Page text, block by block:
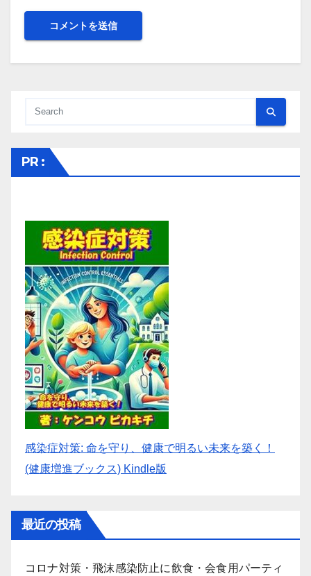
PR :
感染症対策: 命を守り、健康で明るい未来を築く！
(健康増進ブックス) Kindle版
最近の投稿
コロナ対策・飛沫感染防止に飲食・会食用パーティ